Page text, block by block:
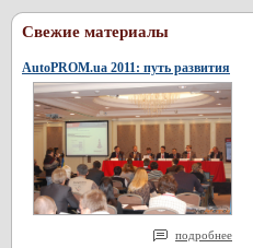
Свежие материалы
AutoPROM.ua 2011: путь развития
подробнее